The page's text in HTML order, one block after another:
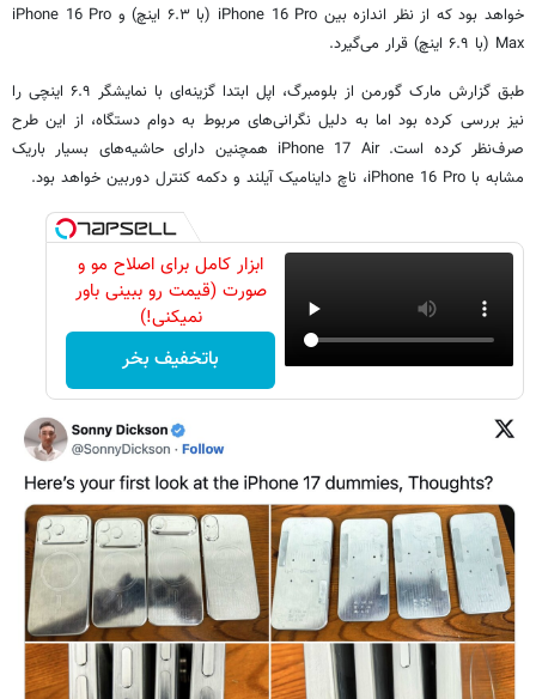
خواهد بود که از نظر اندازه بین iPhone 16 Pro (با ۶.۳ اینچ) و iPhone 16 Pro
Max (با ۶.۹ اینچ) قرار می‌گیرد.
طبق گزارش مارک گورمن از بلومبرگ، اپل ابتدا گزینه‌ای با نمایشگر ۶.۹ اینچی را
نیز بررسی کرده بود اما به دلیل نگرانی‌های مربوط به دوام دستگاه، از این طرح
صرف‌نظر کرده است. iPhone 17 Air همچنین دارای حاشیه‌های بسیار باریک
مشابه با iPhone 16 Pro، ناچ داینامیک آیلند و دکمه کنترل دوربین خواهد بود.
ابزار کامل برای اصلاح مو و
صورت (قیمت رو ببینی باور
نمیکنی!)
باتخفیف بخر